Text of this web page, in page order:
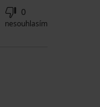
0
nesouhlasím